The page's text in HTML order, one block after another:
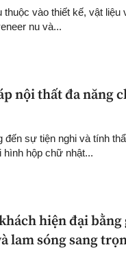
vào thiết kế, vật liệu
nu và...
nội thất đa năng
sự tiện nghi và tính
hình hộp chữ nhật...
hiện đại bằng
lam sóng sang